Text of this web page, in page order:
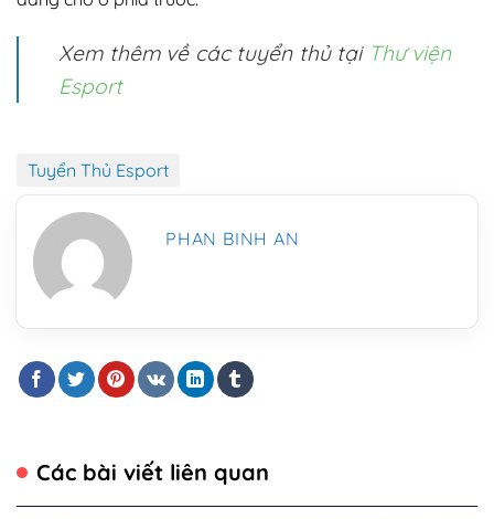
Xem thêm về các tuyển thủ tại Thư viện
Esport
Tuyển Thủ Esport
PHAN BINH AN
Các bài viết liên quan